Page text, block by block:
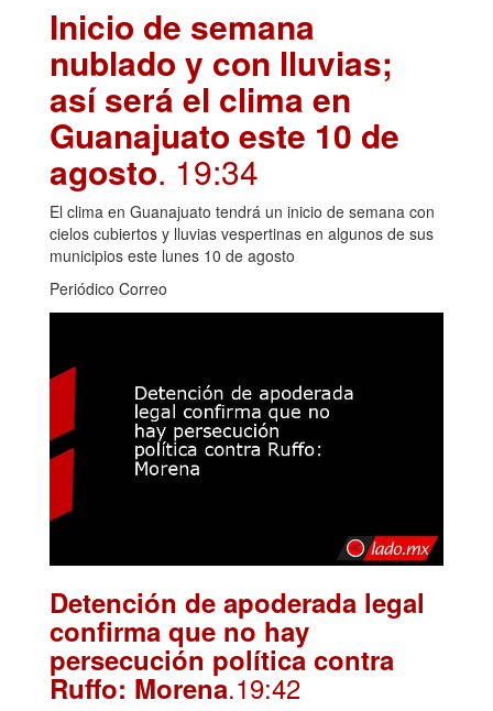
Inicio de semana
nublado y con lluvias;
así será el clima en
Guanajuato este 10 de
agosto. 19:34
El clima en Guanajuato tendrá un inicio de semana con
cielos cubiertos y lluvias vespertinas en algunos de sus
municipios este lunes 10 de agosto
Periódico Correo
Detención de apoderada legal
confirma que no hay
persecución política contra
Ruffo: Morena.19:42